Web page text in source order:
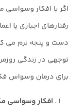
اگر با افکار
رفتارهای اجباری یا
دست و پنجه نرم می
توجهی در زندگی
برای درمان وسواس
افکار وسواسی